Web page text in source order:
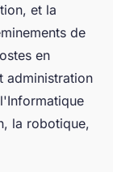
et la
de
en
administration
la robotique,